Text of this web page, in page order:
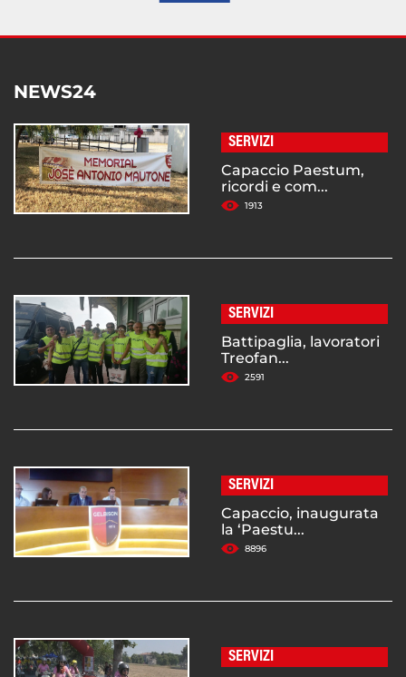
NEWS24
SERVIZI
Capaccio Paestum,
ricordi e com...
1913
SERVIZI
Battipaglia, lavoratori
Treofan...
2591
SERVIZI
Capaccio, inaugurata
la ‘Paestu...
8896
SERVIZI